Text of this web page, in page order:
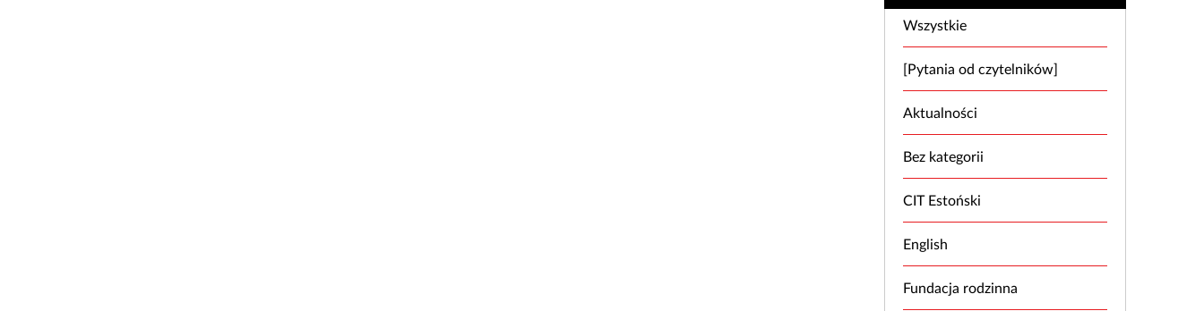
Wszystkie
[Pytania od czytelników]
Aktualności
Bez kategorii
CIT Estoński
English
Fundacja rodzinna